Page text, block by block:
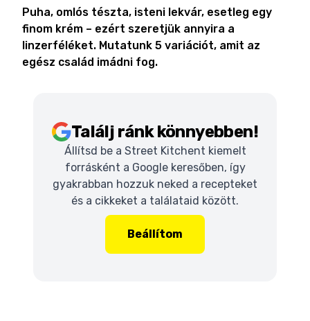
Puha, omlós tészta, isteni lekvár, esetleg egy
finom krém – ezért szeretjük annyira a
linzerféléket. Mutatunk 5 variációt, amit az
egész család imádni fog.
Találj ránk könnyebben!
Állítsd be a Street Kitchent kiemelt
forrásként a Google keresőben, így
gyakrabban hozzuk neked a recepteket
és a cikkeket a találataid között.
Beállítom